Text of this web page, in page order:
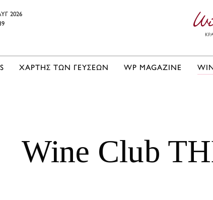
2026
ΧΑΡΤΗΣ ΤΩΝ ΓΕΥΣΕΩΝ WP MAGAZINE
Wine Club